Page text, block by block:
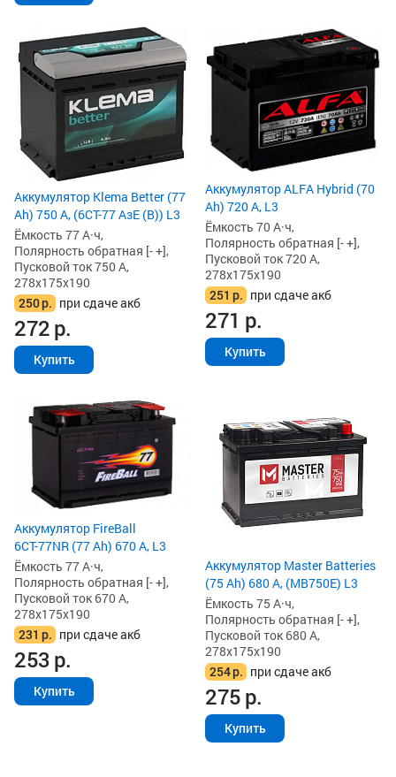
Аккумулятор Klema Better (77
Ah) 750 А, (6СТ-77 АзЕ (B)) L3
Ёмкость 77 А·ч,
Полярность обратная [- +],
Пусковой ток 750 А,
278x175x190
250р. при сдаче акб
272р.
Купить
Аккумулятор ALFA Hybrid (70
Ah) 720 А, L3
Ёмкость 70 А·ч,
Полярность обратная [- +],
Пусковой ток 720 А,
278x175x190
251 р. при сдаче акб
271 р.
Купить
Аккумулятор FireBall
6СТ-77NR (77 Ah) 670 А, L3
Ёмкость 77 А·ч,
Полярность обратная [- +],
Пусковой ток 670 А,
278x175x190
231 р. при сдаче акб
253р.
Купить
Аккумулятор Master Batteries
(75 Ah) 680 А, (MB750E) L3
Ёмкость 75 А·ч,
Полярность обратная [- +],
Пусковой ток 680 А,
278x175x190
254р. при сдаче акб
275р.
Купить